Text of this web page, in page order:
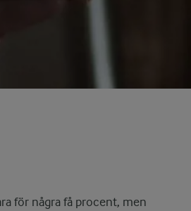
för några få procent, men